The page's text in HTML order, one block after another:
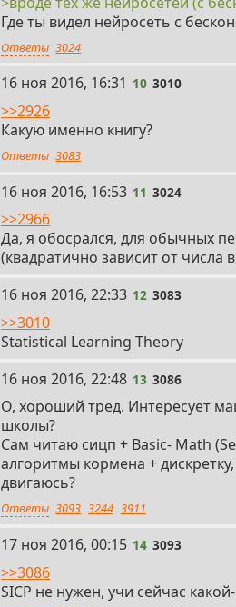
Где ты видел нейросеть с
Ответы 3024
10
16 ноя 2016, 16:31 10 3010
>>2926
Какую именно книгу?
Ответы 3083
11
16 ноя 2016, 16:53 11 3024
>>2966
Да, я обосрался, для обычных
(квадратично зависит от
12
16 ноя 2016, 22:33 12 3083
>>3010
Statistical Learning Theory
13
16 ноя 2016, 22:48 13 3086
О, хороший тред. Интересует
школы?
Сам читаю сицп + Basic- Math
алгоритмы кормена +
двигаюсь?
Ответы 3093 3244 3911
14
17 ноя 2016, 00:15 14 3093
>>3086
SICP не нужен, учи сейчас